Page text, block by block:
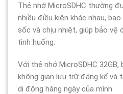
Thẻ nhớ MicroSDHC thường
nhiều điều kiện khác nhau,
sốc và chịu nhiệt, giúp bảo vệ
tình huống.
Với thẻ nhớ MicroSDHC
không gian lưu trữ đáng kể và
di động hàng ngày của mình.